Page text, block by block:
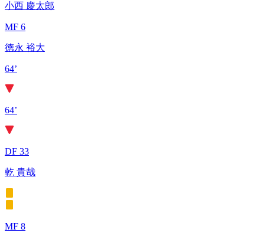
小西 慶太郎
MF 6
徳永 裕大
64’
64’
DF 33
乾 貴哉
MF 8